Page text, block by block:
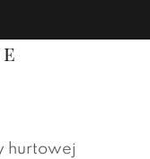
hurtowej